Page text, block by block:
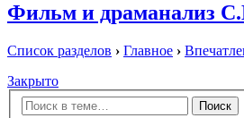
Фильм и драманализ
Список разделов › Главное ›
Закрыто